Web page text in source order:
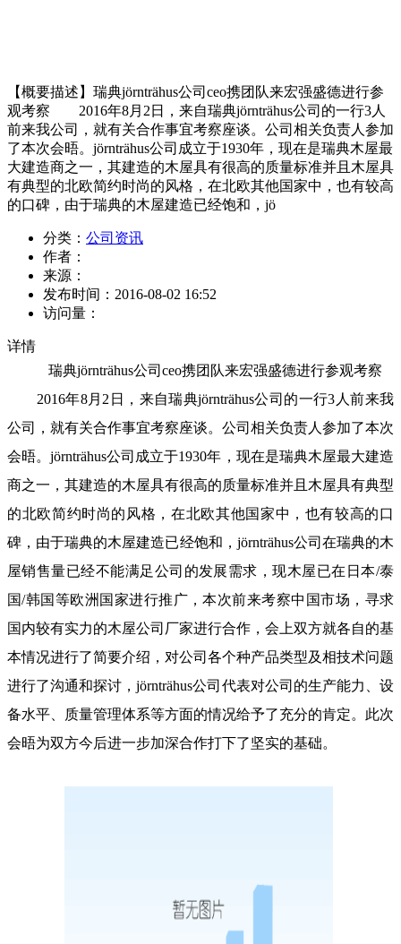
【概要描述】 瑞典jörnträhus公司ceo携团队来宏强盛德进行参
观考察 2016年8月2日，来自瑞典jörnträhus公司的一行3人
前来我公司，就有关合作事宜考察座谈。公司相关负责人参加
了本次会晤。jörnträhus公司成立于1930年，现在是瑞典木屋最
大建造商之一，其建造的木屋具有很高的质量标准并且木屋具
有典型的北欧简约时尚的风格，在北欧其他国家中，也有较高
的口碑，由于瑞典的木屋建造已经饱和，jö
分类： 公司资讯
作者：
来源：
发布时间： 2016-08-02 16:52
访问量：
详情
瑞典jörnträhus公司ceo携团队来宏强盛德进行参观考察
2016年8月2日，来自瑞典jörnträhus公司的一行3人前来我
公司，就有关合作事宜考察座谈。公司相关负责人参加了本次
会晤。jörnträhus公司成立于1930年，现在是瑞典木屋最大建造
商之一，其建造的木屋具有很高的质量标准并且木屋具有典型
的北欧简约时尚的风格，在北欧其他国家中，也有较高的口
碑，由于瑞典的木屋建造已经饱和，jörnträhus公司在瑞典的木
屋销售量已经不能满足公司的发展需求，现木屋已在日本/泰
国/韩国等欧洲国家进行推广，本次前来考察中国市场，寻求
国内较有实力的木屋公司厂家进行合作，会上双方就各自的基
本情况进行了简要介绍，对公司各个种产品类型及相技术问题
进行了沟通和探讨，jörnträhus公司代表对公司的生产能力、设
备水平、质量管理体系等方面的情况给予了充分的肯定。此次
会晤为双方今后进一步加深合作打下了坚实的基础。